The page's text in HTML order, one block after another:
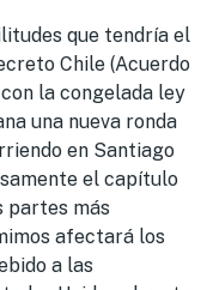
que tendría el
Chile (Acuerdo
la congelada ley
una nueva ronda
en Santiago
el capítulo
partes más
afectará los
a las